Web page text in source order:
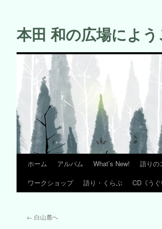
テ
ン
本田 和の広場によ
ホーム アルバム What’s New! 語りの
ワークショップ
語り・くらぶ CD《うぐ
← 白山麓へ